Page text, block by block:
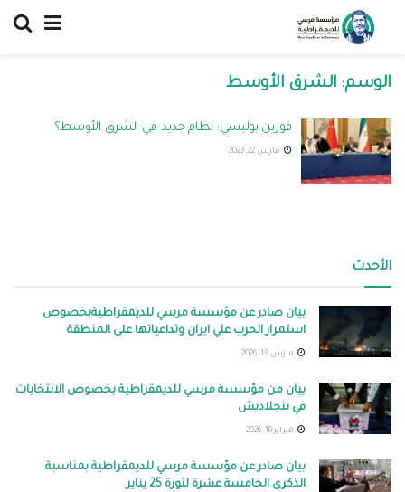
الوسم: الشرق الأوسط
فورين بوليسي: نظام جديد في الشرق الأوسط؟
مارس 22, 2023
الأحدث
بيان صادر عن مؤسسة مرسي للديمقراطيةبخصوص
استمرار الحرب علي ايران وتداعياتها على المنطقة
مارس 19, 2026
بيان من مؤسسة مرسي للديمقراطية بخصوص الانتخابات
في بنجلاديش
فبراير 16, 2026
بيان صادر عن مؤسسة مرسي للديمقراطية بمناسبة
الذكرى الخامسة عشرة لثورة 25 يناير